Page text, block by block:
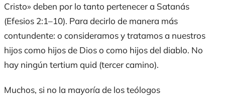
Cristo» deben por lo tanto pertenecer a Satanás
(Efesios 2:1–10). Para decirlo de manera más
contundente: o consideramos y tratamos a nuestros
hijos como hijos de Dios o como hijos del diablo. No
hay ningún tertium quid (tercer camino).
Muchos, si no la mayoría de los teólogos